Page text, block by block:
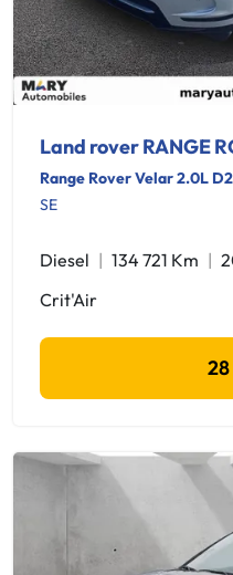
Land rover RANGE
Range Rover Velar 2.0L
SE
Diesel 134 721 Km
Crit'Air